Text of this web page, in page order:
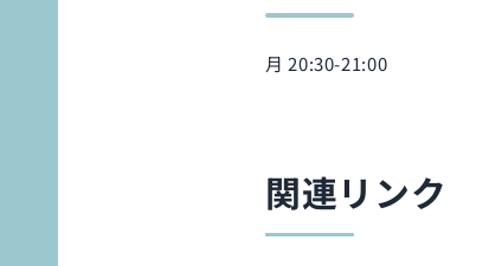
月 20:30-21:00
関連リンク